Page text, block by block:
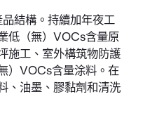
結構。持續加年夜工
低（無）VOCs含量原
施工、室外構筑物防護
）VOCs含量涂料。在
、油墨、膠黏劑和清洗